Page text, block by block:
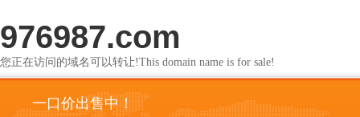
976987.com
您正在访问的域名可以转让!This domain name is for sale!
一口价出售中！